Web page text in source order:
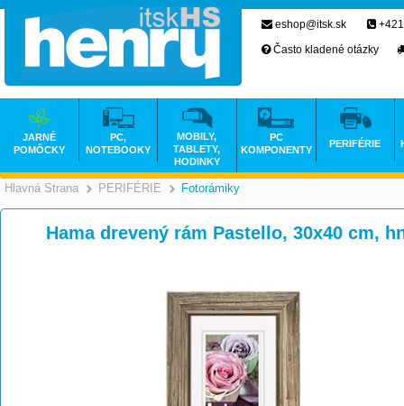
Hlavná Strana >
PERIFÉRIE >
Fotorámiky
Hama drevený rám Pastello, 30x40 cm,
eshop@itsk.sk
Často kladené otázky
JARNÉ
POMÔCKY
PC,
NOTEBOOKY
MOBILY,
TABLETY,
HODINKY
PC
KOMPONENTY
PERIFÉRIE